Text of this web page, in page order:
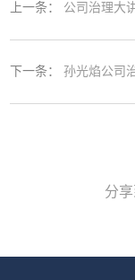
上一条： 公司治理大
下一条： 孙光焰公司治理系列
分